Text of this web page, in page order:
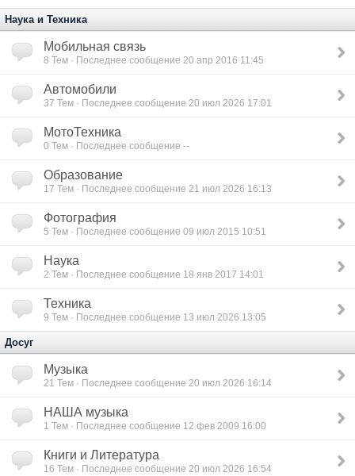
Наука и Техника
Мобильная связь
8 Тем · Последнее сообщение 20 апр 2016 11:45
Автомобили
37 Тем · Последнее сообщение 20 июл 2026 17:01
МотоТехника
0 Тем · Последнее сообщение --
Образование
17 Тем · Последнее сообщение 21 июл 2026 16:13
Фотография
5 Тем · Последнее сообщение 09 июл 2015 10:51
Наука
2 Тем · Последнее сообщение 18 янв 2017 14:01
Техника
9 Тем · Последнее сообщение 13 июл 2026 13:05
Досуг
Музыка
21 Тем · Последнее сообщение 20 июл 2026 16:14
НАША музыка
1 Тем · Последнее сообщение 12 фев 2009 16:00
Книги и Литература
16 Тем · Последнее сообщение 20 июл 2026 16:54